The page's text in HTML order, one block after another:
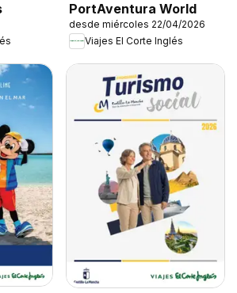
PortAventura World
desde miércoles 22/04/2026
Viajes El Corte Inglés